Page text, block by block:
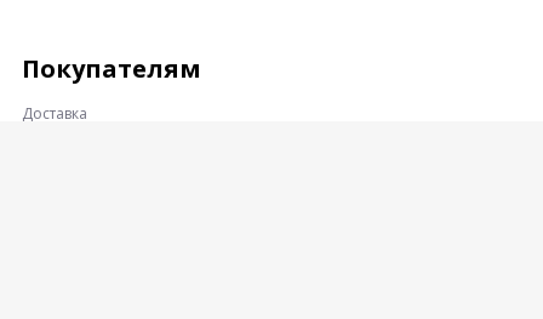
Покупателям
Доставка